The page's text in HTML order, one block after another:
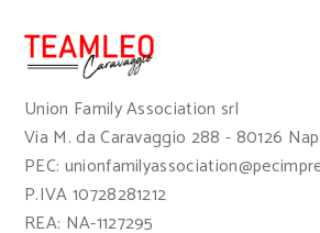
Union Family Association srl
Via M. da Caravaggio 288 - 80126
PEC:
P.IVA 10728281212
REA: NA-1127295